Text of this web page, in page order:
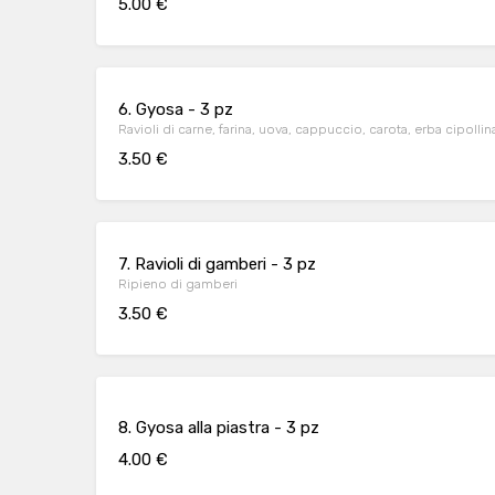
6. Gyosa - 3 pz
Ravioli di carne, farina, uova, cappuccio, carota, erba
3.50 €
7. Ravioli di gamberi - 3 pz
Ripieno di gamberi
3.50 €
8. Gyosa alla piastra - 3 pz
4.00 €